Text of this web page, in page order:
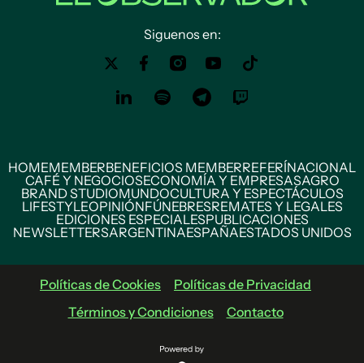
Siguenos en:
HOMEMEMBERBENEFICIOS MEMBERREFERÍNACIONAL
CAFÉ Y NEGOCIOSECONOMÍA Y EMPRESASAGRO
BRAND STUDIOMUNDOCULTURA Y ESPECTÁCULOS
LIFESTYLEOPINIÓNFÚNEBRESREMATES Y LEGALES
EDICIONES ESPECIALESPUBLICACIONES
NEWSLETTERSARGENTINAESPAÑAESTADOS UNIDOS
Políticas de Cookies
Políticas de Privacidad
Términos y Condiciones
Contacto